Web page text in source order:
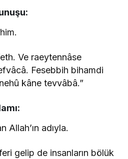
Ve raeytennâse
Fesebbih bihamdi
kâne tevvâbâ.”
Allah’ın adıyla.
gelip de insanların bölük